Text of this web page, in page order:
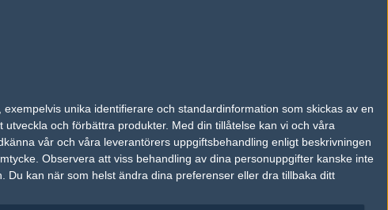
unika identifierare och standardinformation som skickas av en
och förbättra produkter. Med din tillåtelse kan vi och våra
vår och våra leverantörers uppgiftsbehandling enligt beskrivningen
Observera att viss behandling av dina personuppgifter kanske inte
kan när som helst ändra dina preferenser eller dra tillbaka ditt
och överensstämmer inte nödvändigtvis med Fragbites åsikter.
sajten kan du skicka iväg ett email till
så som t.ex. användarnamn. Cookies sparas även när man deltar i
kan du stänga av cookies i din webbläsares inställningar eller välja att inte
elektronisk kommunikation som trädde i kraft 25 juli 2003.